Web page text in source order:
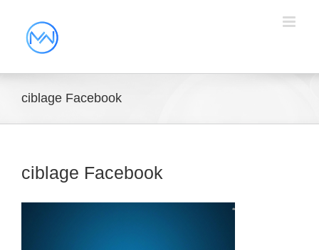
ciblage Facebook
ciblage Facebook